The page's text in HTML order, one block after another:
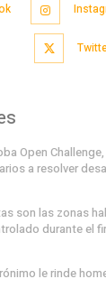
Open
a resolver
son las zonas
durante el
le rinde